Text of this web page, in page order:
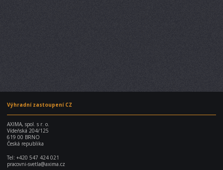
Výhradní zastoupení CZ
AXIMA, spol. s r. o.
Vídeňská 204/125
619 00 BRNO
Česká republika
Tel: +420 547 424 021
pracovni-svetla@axima.cz